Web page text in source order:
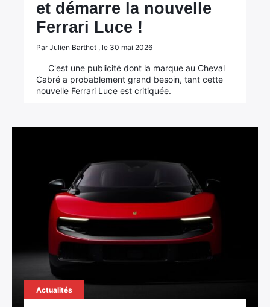
et démarre la nouvelle
Ferrari Luce !
Par Julien Barthet , le 30 mai 2026
C'est une publicité dont la marque au Cheval
Cabré a probablement grand besoin, tant cette
nouvelle Ferrari Luce est critiquée.
Actualités